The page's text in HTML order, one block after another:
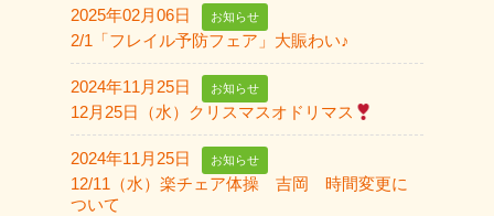
2025年02月06日 お知らせ
2/1「フレイル予防フェア」大賑わい♪
2024年11月25日 お知らせ
12月25日（水）クリスマスオドリマス
2024年11月25日 お知らせ
12/11（水）楽チェア体操 吉岡 時間変更に
ついて